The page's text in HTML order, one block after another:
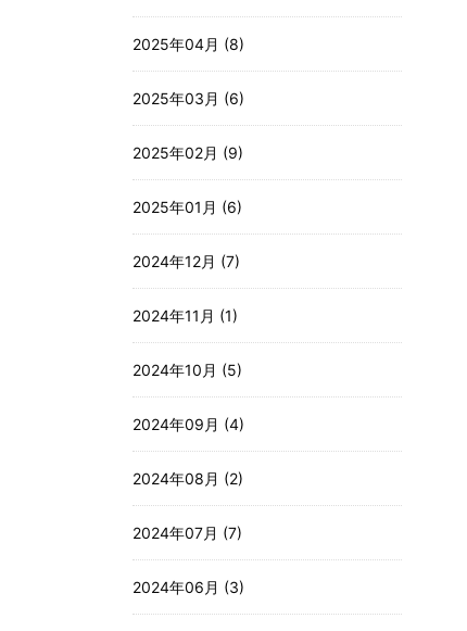
2025年04月 (8)
2025年03月 (6)
2025年02月 (9)
2025年01月 (6)
2024年12月 (7)
2024年11月 (1)
2024年10月 (5)
2024年09月 (4)
2024年08月 (2)
2024年07月 (7)
2024年06月 (3)